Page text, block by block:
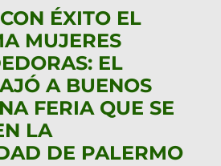
ÉXITO EL
MUJERES
EL
A BUENOS
FERIA QUE SE
LA
DE PALERMO